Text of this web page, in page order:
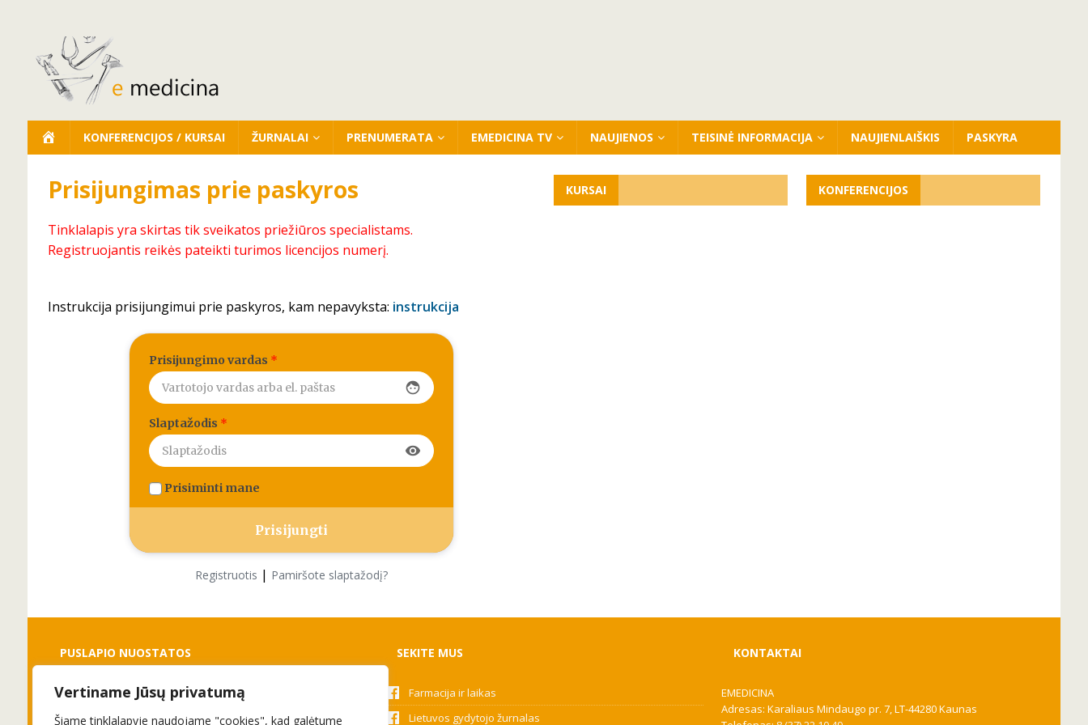
Vertiname Jūsų privatumą
Šiame tinklalapyje naudojame "cookies", kad galėtume
KONFERENCIJOS / KURSAI ŽURNALAI PRENUMERATA EMEDICINA TV NAUJIENOS TEISINĖ INFORMACIJA NAUJIENLAIŠKIS PASKYRA
Prisijungimas prie paskyros
Tinklalapis yra skirtas tik sveikatos priežiūros specialistams.
Registruojantis reikės pateikti turimos licencijos numerį.
Instrukcija prisijungimui prie paskyros, kam nepavyksta: instrukcija
Prisijungimo vardas *
face
Slaptažodis *
visibility
Prisiminti mane
Registruotis | Pamiršote slaptažodį?
KURSAI KONFERENCIJOS
PUSLAPIO NUOSTATOS
Slapukai
Privatumo politika
SEKITE MUS
Farmacija ir laikas
Lietuvos gydytojo žurnalas
KONTAKTAI
EMEDICINA
Adresas: Karaliaus Mindaugo pr. 7, LT-44280 Kaunas